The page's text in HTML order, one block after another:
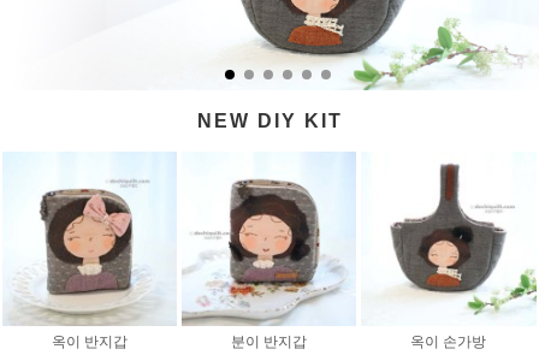
NEW DIY KIT
옥이 반지갑
분이 반지갑
옥이 손가방